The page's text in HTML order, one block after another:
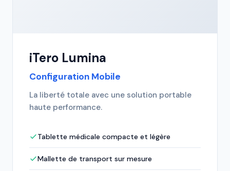
iTero Lumina
Configuration Mobile
La liberté totale avec une solution portable
haute performance.
Tablette médicale compacte et légère
Mallette de transport sur mesure